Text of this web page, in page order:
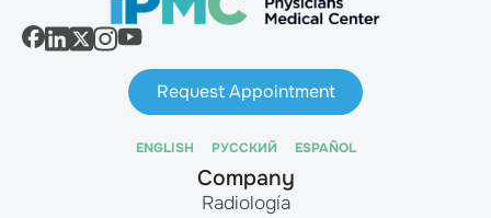
Request Appointment
ENGLISH РУССКИЙ ESPAÑOL
Company
Radiología